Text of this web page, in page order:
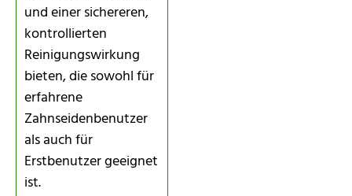
und einer sichereren,
kontrollierten
Reinigungswirkung
bieten, die sowohl für
erfahrene
Zahnseidenbenutzer
als auch für
Erstbenutzer geeignet
ist.